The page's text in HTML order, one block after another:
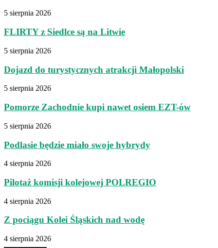
5 sierpnia 2026
FLIRTY z Siedlce są na Litwie
5 sierpnia 2026
Dojazd do turystycznych atrakcji Małopolski
5 sierpnia 2026
Pomorze Zachodnie kupi nawet osiem EZT-ów
5 sierpnia 2026
Podlasie będzie miało swoje hybrydy
4 sierpnia 2026
Pilotaż komisji kolejowej POLREGIO
4 sierpnia 2026
Z pociągu Kolei Śląskich nad wodę
4 sierpnia 2026